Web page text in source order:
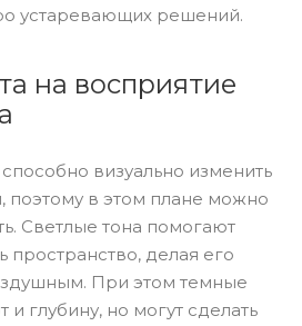
устаревающих решений.
на восприятие
визуально изменить
поэтому в этом плане можно
Светлые тона помогают
пространство, делая его
При этом темные
и глубину, но могут сделать